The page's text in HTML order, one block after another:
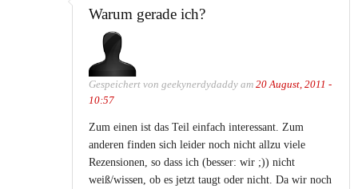
Warum gerade ich?
Gespeichert von geekynerdydaddy am 20 August, 2011 -
10:57
Zum einen ist das Teil einfach interessant. Zum
anderen finden sich leider noch nicht allzu viele
Rezensionen, so dass ich (besser: wir ;)) nicht
weiß/wissen, ob es jetzt taugt oder nicht. Da wir noch